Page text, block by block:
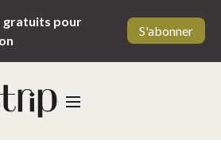
gratuits pour
S'abonner